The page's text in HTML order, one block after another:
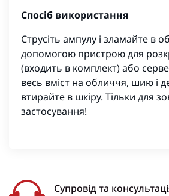
Спосіб використання
Струсіть ампулу і зламайте в
допомогою пристрою для
(входить в комплект) або
весь вміст на обличчя, шию і
втирайте в шкіру. Тільки для
застосування!
Супровід та